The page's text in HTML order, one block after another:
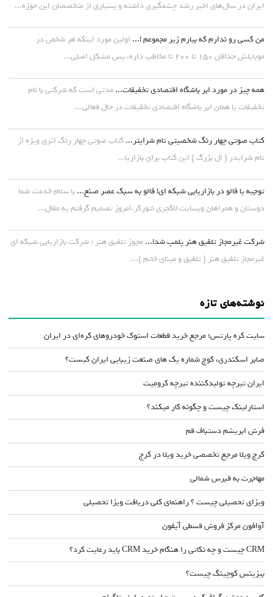
ایران در سال‌های اخیر رشد چشمگیری داشته و بسیاری از متخصصان این حوزه...
من کسی رو ندارم که بیارم زیر مجموعم !... اولین مورد اینکه هر شخص در
موبایلش حداقل ۱۵۰ تا ۲۰۰ تا مخاطب داره، پس مشکل اصلی...
همه چیز در مورد ابر باشگاه اقتصادی تخفیفات... مدتی است که شرکتی با نام
تخفیفات یا همان ابر باشگاه اقتصادی تخفیفات در حال فعالی...
کتاب صوتی چهار رنگ شخصیتی تام شرایتر... کتاب صوتی چهار رنگ اثری ویژه از
تام شرایدر ( ال بزرگ ) این کتاب برای بازاریا...
توجیه یا فالو در بازاریابی شبکه ای! فالو به سبک عصر صنع... با سلام خدمت شما
دوستان و همراهان وبسایت لاکچری نتورکر.امروز تصمیم گرفتم یه مقال...
شرکت غیرمجاز تلفیق هنر پلمپ شد!... مجوز تلفیق هنر : شرکت بازاریابی شبکه ای
غیرمجاز تلفیق هنر ( تلفیق و مینای خاتم )...
نوشته‌های تازه
سایت کره پارتس؛ مرجع خرید قطعات استوک خودروهای کره‌ای در ایران
صابر اسکندری، کوچ شماره یک های صنعت زیبایی ایران کیست؟
ایران تیرچه تولیدکننده تیرچه کرومیت
استارلینک چیست و چگونه کار میکند؟
فرش ابریشم دستباف قم
کرج ویلا مرجع تخصصی خرید ویلا در کرج
مهاجرت به قبرس شمالی
ویزای تحصیلی چیست ؟ راهنمای کلی دریافت ویزا تحصیلی
آوافون مرکز فروش قسطی آیفون
CRM چیست و چه نکاتی را هنگام خرید CRM باید رعایت کرد؟
بیزینس کوچینگ چیست؟